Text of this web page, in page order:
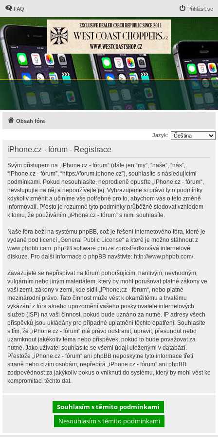
FAQ Přihlásit se
Obsah fóra
Jazyk:
iPhone.cz - fórum - Registrace
Svým přístupem na „iPhone.cz - fórum“ (dále jen “my”, “naše”, “nás”,
“iPhone.cz - fórum”, “https://forum.iphone.cz”), souhlasíte s následujícími
podmínkami. Pokud nesouhlasíte, neprodleně opusťte „iPhone.cz - fórum“,
nevstupujte na něj a nepoužívejte jej. Vyhrazujeme si právo tyto podmínky
kdykoliv změnit a učiníme vše potřebné pro to, abychom vás o této změně
informovali. Přesto je rozumné tyto podmínky průběžně sledovat vzhledem
k tomu, že používáním „iPhone.cz - fórum“ s nimi souhlasíte.
Naše fóra beží na systému phpBB, což je řešení internetového fóra, které je
vydané pod licencí „General Public License“ a které je možno stáhnout z
www.phpbb.com. phpBB software pouze zprostředkovává internetové
diskuze. Pro další informace o phpBB navštivte: http://www.phpbb.com/.
Zavazujete se nepřispívat na fórum pohoršujícím, hanlivým, nevhodným,
vulgárním nebo jiným materiálem, který by mohl porušovat platné zákony ve
vaší zemi, zákony v zemi, kde sídlí „iPhone.cz - fórum“, nebo platné
mezinárodní právo. Tato činnost může vést k okamžitému a trvalému
vykázání z fóra a/nebo upozornění vašeho poskytovatele internetových
služeb (ISP) na vaši činnost, pokud bude uznáno za nutné. IP adresy všech
příspěvků jsou ukládány pro případné uplatnění těchto opatření. Souhlasíte
s tím, že „iPhone.cz - fórum“ má právo odstranit, upravit, přesunout nebo
uzamknout jakékoliv téma nebo příspěvek, pokud to bude považovat za
nutné. Jako uživatel souhlasíte se všemi údaji uloženými v databázi.
Přestože „iPhone.cz - fórum“ ani phpBB neposkytne tyto informace třetí
straně nebo cizím osobám, nepřebírá „iPhone.cz - fórum“ ani phpBB
zodpovědnost za jakýkoliv pokus o vniknutí do systému, který by mohl vést ke
kompromitaci těchto dat.